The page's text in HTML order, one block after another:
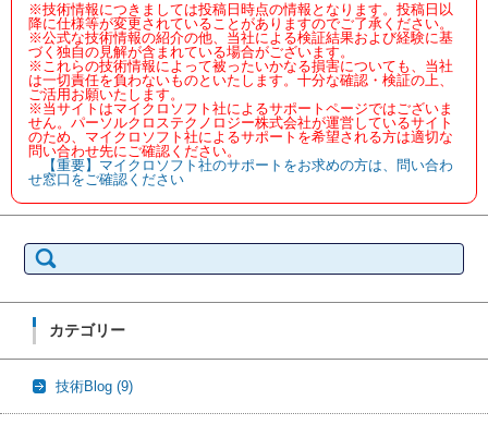
※技術情報につきましては投稿日時点の情報となります。投稿日以
降に仕様等が変更されていることがありますのでご了承ください。
※公式な技術情報の紹介の他、当社による検証結果および経験に基
づく独自の見解が含まれている場合がございます。
※これらの技術情報によって被ったいかなる損害についても、当社
は一切責任を負わないものといたします。十分な確認・検証の上、
ご活用お願いたします。
※当サイトはマイクロソフト社によるサポートページではございま
せん。パーソルクロステクノロジー株式会社が運営しているサイト
のため、マイクロソフト社によるサポートを希望される方は適切な
問い合わせ先にご確認ください。
【重要】マイクロソフト社のサポートをお求めの方は、問い合わ
せ窓口をご確認ください
索:
カテゴリー
技術Blog (9)